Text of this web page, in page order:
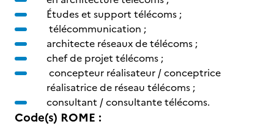
Études et support télécoms ;
télécommunication ;
architecte réseaux de télécoms ;
chef de projet télécoms ;
concepteur réalisateur / conceptrice
réalisatrice de réseau télécoms ;
consultant / consultante télécoms.
Code(s) ROME :